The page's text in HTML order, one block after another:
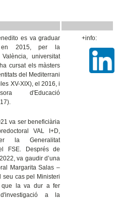
es va graduar
2015, per la
universitat
cursat els màsters
del Mediterrani
XV-XIX), el 2016, i
d'Educació
va ser beneficiària
VAL I+D,
la Generalitat
FSE. Després de
va gaudir d’una
Margarita Salas –
seu cas pel Ministeri
que la va dur a fer
a la
+info: